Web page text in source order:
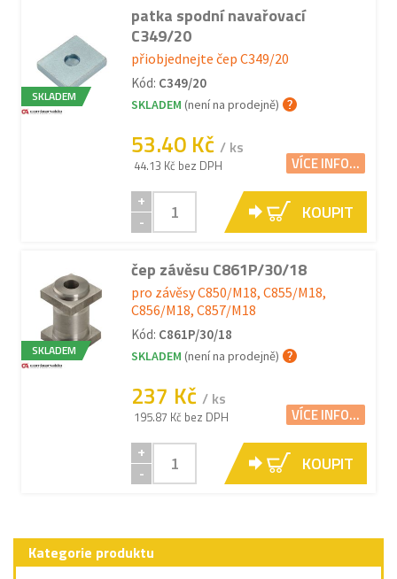
SKLADEM
patka spodní navařovací
C349/20
přiobjednejte čep C349/20
Kód: C349/20
SKLADEM (není na prodejně)
53.40 Kč / ks
44.13 Kč bez DPH VÍCE INFO...
+
-
KOUPIT
SKLADEM
čep závěsu C861P/30/18
pro závěsy C850/M18, C855/M18,
C856/M18, C857/M18
Kód: C861P/30/18
SKLADEM (není na prodejně)
237 Kč / ks
195.87 Kč bez DPH VÍCE INFO...
+
-
KOUPIT
Kategorie produktu